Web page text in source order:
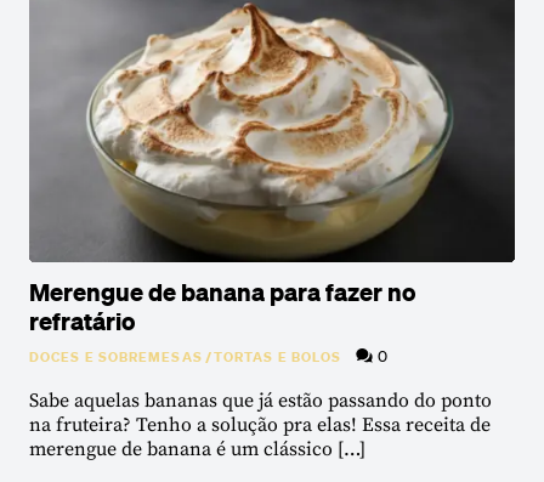
Merengue de banana para fazer no
refratário
DOCES E SOBREMESAS/TORTAS E BOLOS 0
Sabe aquelas bananas que já estão passando do ponto
na fruteira? Tenho a solução pra elas! Essa receita de
merengue de banana é um clássico […]